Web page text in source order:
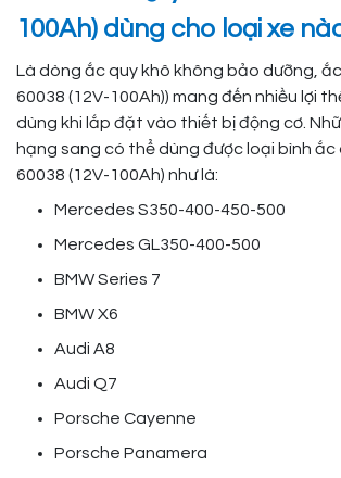
100Ah) dùng cho loại xe
Là dòng ắc quy khô không bảo dưỡng,
60038 (12V-100Ah)) mang đến nhiều lợi
dùng khi lắp đặt vào thiết bị động cơ.
hạng sang có thể dùng được loại bình ắc
60038 (12V-100Ah) như là:
Mercedes S350-400-450-500
Mercedes GL350-400-500
BMW Series 7
BMW X6
Audi A8
Audi Q7
Porsche Cayenne
Porsche Panamera